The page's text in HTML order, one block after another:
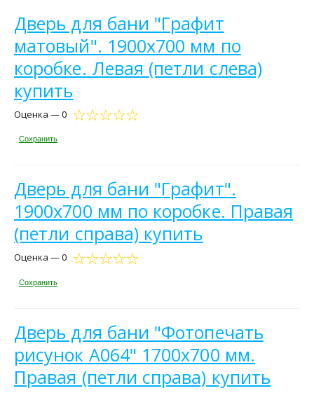
Дверь для бани "Графит
матовый". 1900х700 мм по
коробке. Левая (петли слева)
купить
Оценка — 0
Сохранить
Дверь для бани "Графит".
1900х700 мм по коробке. Правая
(петли справа) купить
Оценка — 0
Сохранить
Дверь для бани "Фотопечать
рисунок А064" 1700х700 мм.
Правая (петли справа) купить